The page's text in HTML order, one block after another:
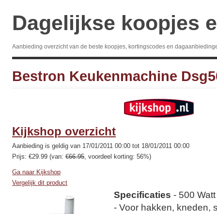
Dagelijkse koopjes
Aanbieding overzicht van de beste koopjes, kortingscodes en
Bestron Keukenmachine
Kijkshop overzicht
Aanbieding is geldig van 17/01/2011 00:00 tot 18/01/2011 00:00
Prijs: €29.99 (van: €66.95, voordeel korting: 56%)
Ga naar Kijkshop
Vergelijk dit product
Specificaties - 500 Watt
- Voor hakken, kneden,